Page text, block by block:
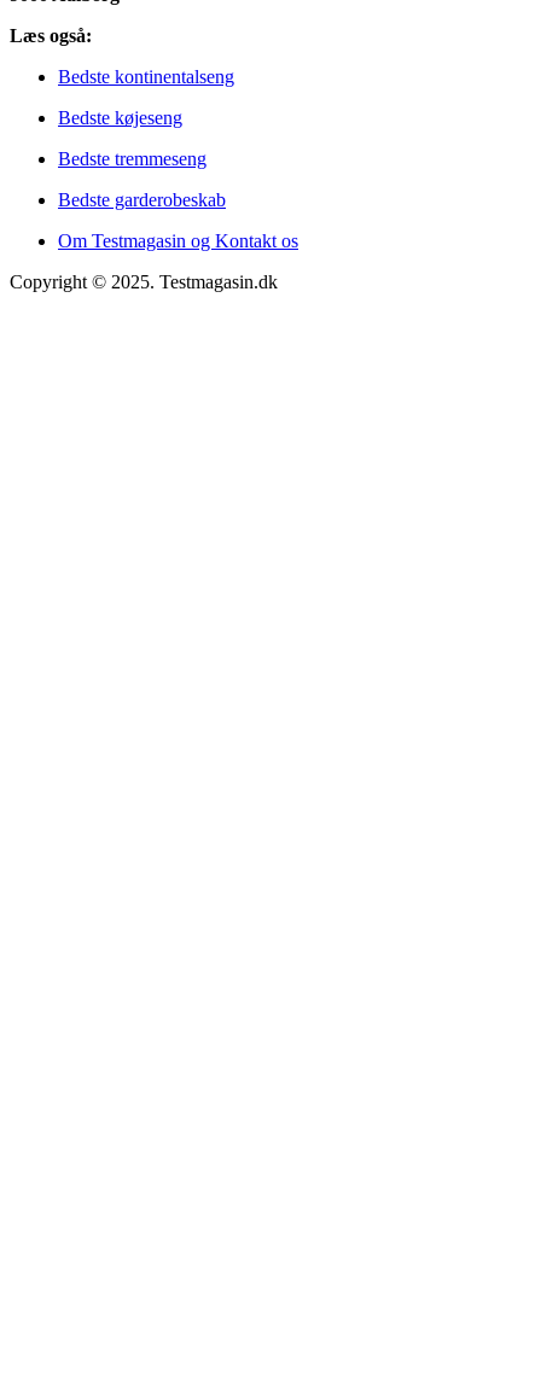
Læs også:
Bedste kontinentalseng
Bedste køjeseng
Bedste tremmeseng
Bedste garderobeskab
Om Testmagasin og Kontakt os
Copyright © 2025. Testmagasin.dk